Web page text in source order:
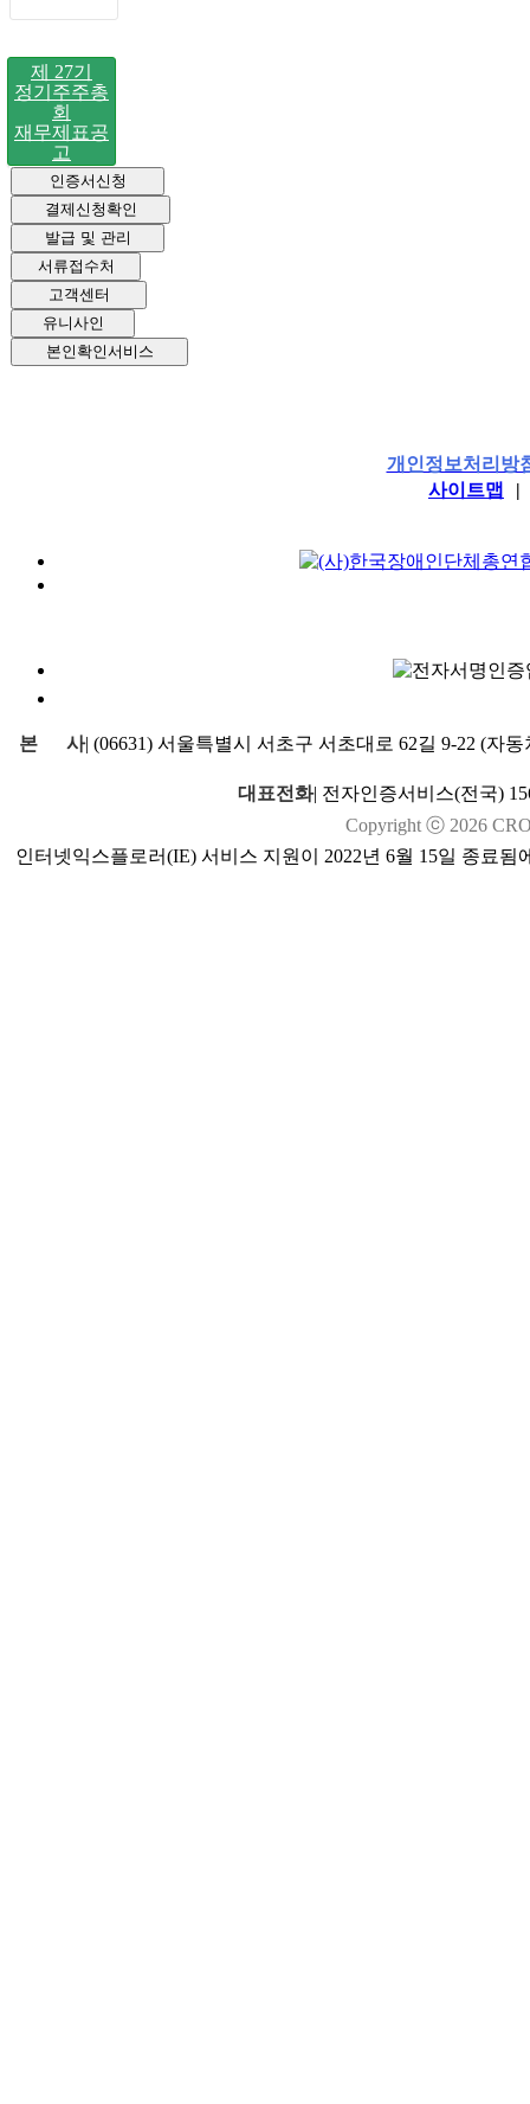
제 27기
정기주주총
회
재무제표공
고
인증서신청
결제신청확인
발급 및 관리
서류접수처
고객센터
유니사인
본인확인서비스
개인정보처리방
사이트맵
|
본 사| (06631) 서울특별시 서초구 서초대로 62길 9-22 (자
대표전화| 전자인증서비스(전국)
Copyright ⓒ 2026
인터넷익스플로러(IE) 서비스 지원이 2022년 6월 15일 종료